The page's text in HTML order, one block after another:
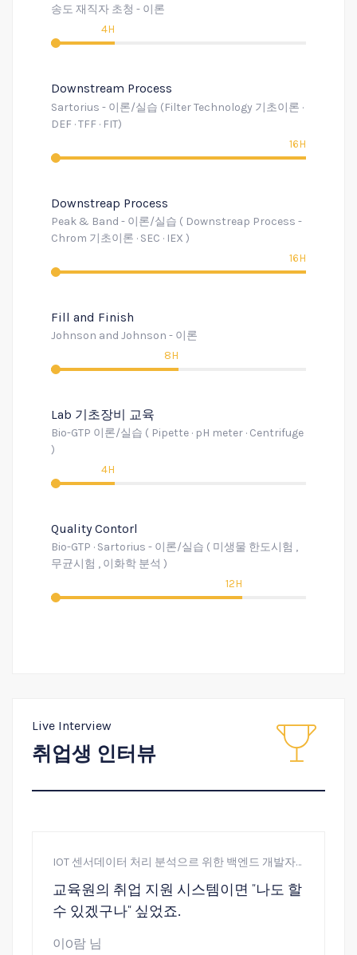
송도 재직자 초청 - 이론
4H
Downstream Process
Sartorius - 이론/실습 (Filter Technology 기초이론 ·
DEF · TFF · FIT)
16H
Downstreap Process
Peak & Band - 이론/실습 ( Downstreap Process -
Chrom 기초이론 · SEC · IEX )
16H
Fill and Finish
Johnson and Johnson - 이론
8H
Lab 기초장비 교육
Bio-GTP 이론/실습 ( Pipette · pH meter · Centrifuge
)
4H
Quality Contorl
Bio-GTP · Sartorius - 이론/실습 ( 미생물 한도시험 ,
무균시험 , 이화학 분석 )
12H
Live Interview
취업생 인터뷰
IOT 센서데이터 처리 분석으르 위한 백엔드 개발자
교육원의 취업 지원 시스템이면 ˝나도 할
수 있겠구나˝ 싶었죠.
이O람 님